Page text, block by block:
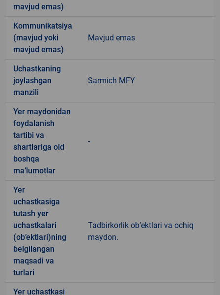
mavjud emas)
Kommunikatsiya
(mavjud yoki
mavjud emas)
Mavjud emas
Uchastkaning
joylashgan
manzili
Sarmich MFY
Yer maydonidan
foydalanish
tartibi va
shartlariga oid
boshqa
ma’lumotlar
-
Yer
uchastkasiga
tutash yer
uchastkalari
(ob’ektlari)ning
belgilangan
maqsadi va
turlari
Tadbirkorlik ob’ektlari va ochiq
maydon.
Yer uchastkasi